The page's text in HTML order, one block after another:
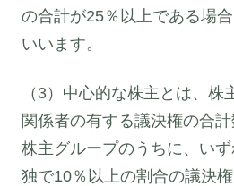
の合計が25％以上である場
いいます。
（3）中心的な株主とは、
関係者の有する議決権の合
株主グループのうちに、い
独で10％以上の割合の議決